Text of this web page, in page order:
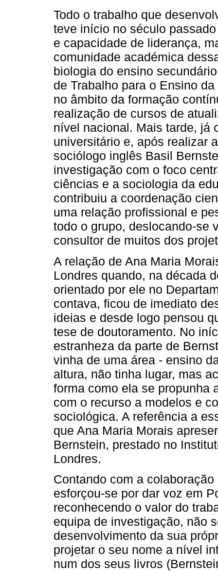
Todo o trabalho que
teve início no século
e capacidade de liderança,
comunidade académica
biologia do ensino
de Trabalho para o Ensino
no âmbito da formação
realização de cursos de
nível nacional. Mais tarde, já
universitário e, após realizar
sociólogo inglês Basil
investigação com o foco
ciências e a sociologia da
contribuiu a coordenação
uma relação profissional e
todo o grupo, deslocando-se
consultor de muitos dos
A relação de Ana Maria
Londres quando, na década
orientado por ele no
contava, ficou de imediato
ideias e desde logo pensou
tese de doutoramento. No
estranheza da parte de
vinha de uma área - ensino
altura, não tinha lugar, mas
forma como ela se propunha
com o recurso a modelos e
sociológica. A referência a
que Ana Maria Morais
Bernstein, prestado no
Londres.
Contando com a
esforçou-se por dar voz em
reconhecendo o valor do
equipa de investigação, não
desenvolvimento da sua
projetar o seu nome a nível
num dos seus livros